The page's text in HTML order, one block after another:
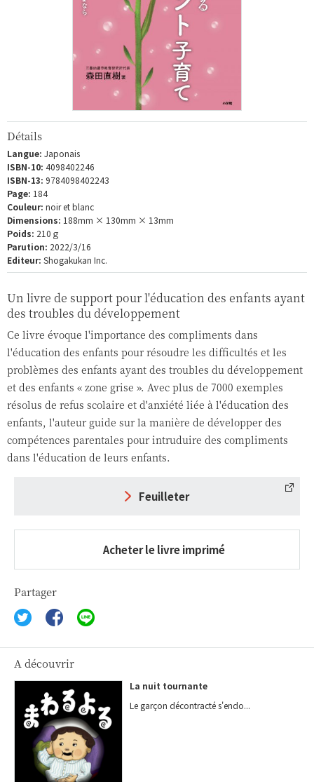
Détails
Langue: Japonais
ISBN-10: 4098402246
ISBN-13: 9784098402243
Page: 184
Couleur: noir et blanc
Dimensions: 188mm × 130mm × 13mm
Poids: 210ｇ
Parution: 2022/3/16
Editeur: Shogakukan Inc.
Un livre de support pour l'éducation des enfants ayant
des troubles du développement
Ce livre évoque l'importance des compliments dans
l'éducation des enfants pour résoudre les difficultés et les
problèmes des enfants ayant des troubles du développement
et des enfants « zone grise ». Avec plus de 7000 exemples
résolus de refus scolaire et d'anxiété liée à l'éducation des
enfants, l'auteur guide sur la manière de développer des
compétences parentales pour intruduire des compliments
dans l'éducation de leurs enfants.
Feuilleter
Acheter le livre imprimé
Partager
A découvrir
La nuit tournante
Le garçon décontracté s'endo...